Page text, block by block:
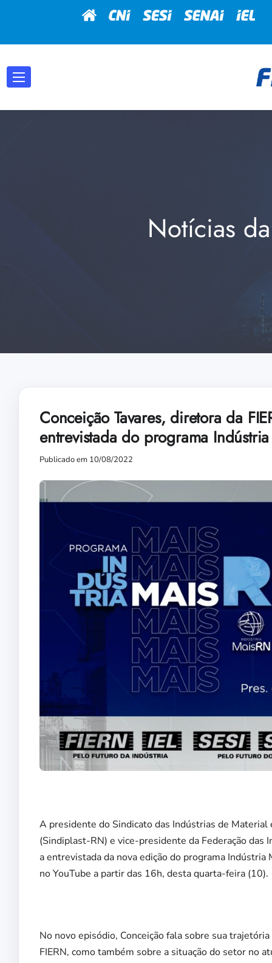
Notícias
Conceição Tavares, diretora da
entrevistada do programa
Publicado em 10/08/2022
A presidente do Sindicato das Indústrias de
(Sindiplast-RN) e vice-presidente da Federação das
a entrevistada da nova edição do programa
no YouTube a partir das 16h, desta quarta-feira (10).
No novo episódio, Conceição fala sobre sua
FIERN, como também sobre a situação do setor no